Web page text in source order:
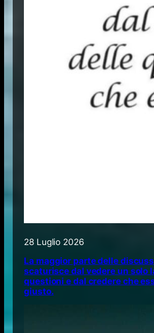
28 Luglio 2026
La maggior parte delle
scaturisce dal vedere un solo
questioni e dal credere che
giusto.